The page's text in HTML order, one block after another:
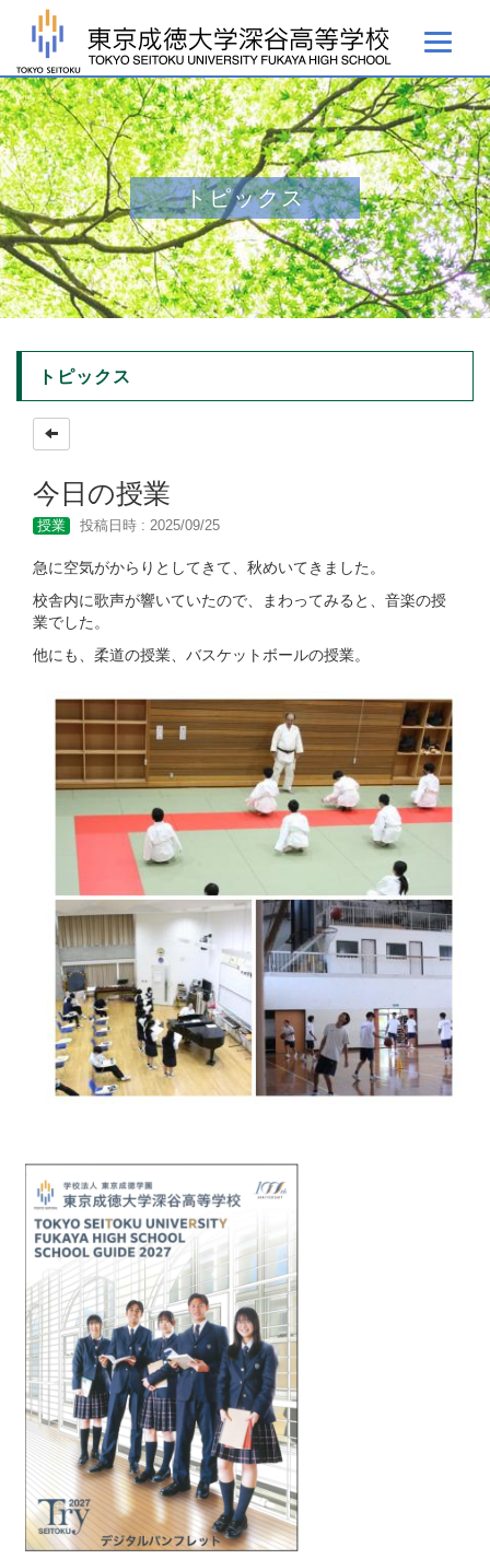
トピックス
トピックス
今日の授業
授業 投稿日時 : 2025/09/25
急に空気がからりとしてきて、秋めいてきました。
校舎内に歌声が響いていたので、まわってみると、音楽の授
業でした。
他にも、柔道の授業、バスケットボールの授業。